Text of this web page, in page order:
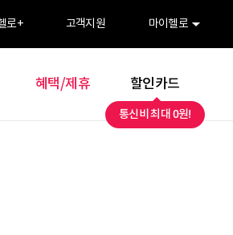
로+ 고객지원 마이헬로
혜택/제휴 할인카드
통신비 최대 0원!